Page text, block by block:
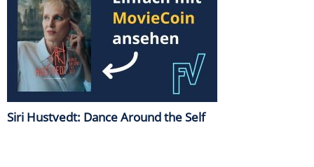
Siri Hustvedt: Dance Around the Self